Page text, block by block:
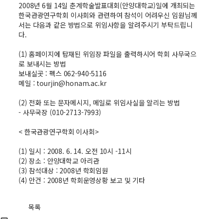
2008년 6월 14일 춘계학술발표대회(안양대학교)일에 개최되는
한국관광연구학회 이사회와 관련하여 참석이 어려우신 임원님께
서는 다음과 같은 방법으로 위임사항을 알려주시기 부탁드립니
다.
(1) 홈페이지에 탑재된 위임장 파일을 출력하시어 학회 사무국으
로 보내시는 방법
보내실곳 : 펙스 062-940-5116
메일 : tourjin@honam.ac.kr
(2) 전화 또는 문자메시지, 메일로 위임사실을 알리는 방법
- 사무국장 (010-2713-7993)
< 한국관광연구학회 이사회>
(1) 일시 : 2008. 6. 14. 오전 10시 -11시
(2) 장소 : 안양대학교 아리관
(3) 참석대상 : 2008년 학회임원
(4) 안건 : 2008년 학회운영상황 보고 및 기타
목록